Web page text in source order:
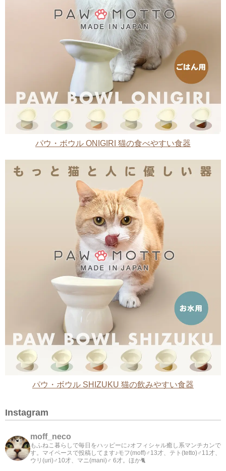
パウ・ボウル ONIGIRI 猫の食べやすい食器
パウ・ボウル SHIZUKU 猫の飲みやすい食器
Instagram
moff_neco
もふねこ暮らしで毎日をハッピーに♪オフィシャル癒し系マンチカンで
す。マイペースで投稿してます♪モフ(moff)♂13才、テト(tetto)♂11才、
ウリ(uri)♂10才、マニ(mani)♂ 6才。ほか🐈